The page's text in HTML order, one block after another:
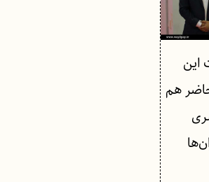
این
هم